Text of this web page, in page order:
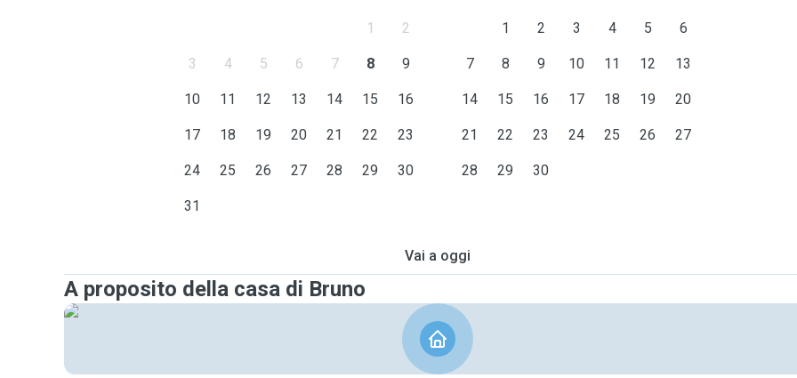
1 2
3 4 5 6 7 8 9
10 11 12 13 14 15 16
17 18 19 20 21 22 23
24 25 26 27 28 29 30
31
1 2 3 4 5 6
7 8 9 10 11 12 13
14 15 16 17 18 19 20
21 22 23 24 25 26 27
28 29 30
Vai a oggi
A proposito della casa di Bruno